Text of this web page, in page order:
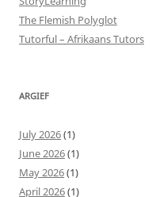
The Flemish Polyglot
Tutorful – Afrikaans Tutors
ARGIEF
July 2026(1)
June 2026(1)
May 2026(1)
April 2026(1)